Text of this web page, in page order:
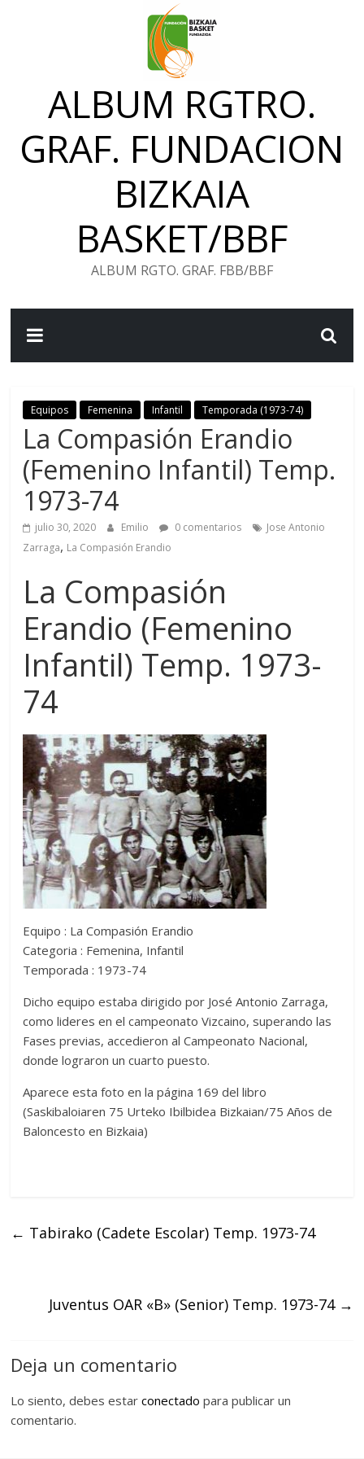
ALBUM RGTRO.
GRAF. FUNDACION
BIZKAIA
BASKET/BBF
ALBUM RGTO. GRAF. FBB/BBF
Equipos Femenina Infantil Temporada (1973-74)
La Compasión Erandio
(Femenino Infantil) Temp.
1973-74
julio 30, 2020 Emilio 0 comentarios
Jose Antonio
Zarraga, La Compasión Erandio
La Compasión
Erandio (Femenino
Infantil) Temp. 1973-
74
Equipo : La Compasión Erandio
Categoria : Femenina, Infantil
Temporada : 1973-74
Dicho equipo estaba dirigido por José Antonio Zarraga,
como lideres en el campeonato Vizcaino, superando las
Fases previas, accedieron al Campeonato Nacional,
donde lograron un cuarto puesto.
Aparece esta foto en la página 169 del libro
(Saskibaloiaren 75 Urteko Ibilbidea Bizkaian/75 Años de
Baloncesto en Bizkaia)
← Tabirako (Cadete Escolar) Temp. 1973-74
Juventus OAR «B» (Senior) Temp. 1973-74 →
Deja un comentario
Lo siento, debes estarconectado para publicar un
comentario.